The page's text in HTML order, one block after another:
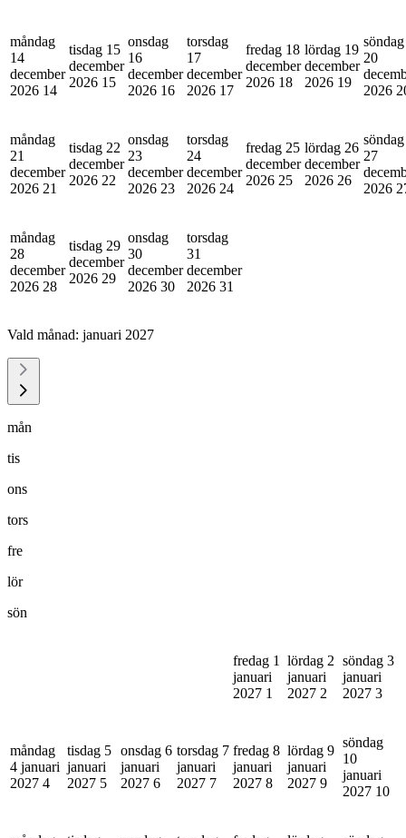
måndag
14
december
2026 14
tisdag 15
december
2026 15
onsdag
16
december
2026 16
torsdag
17
december
2026 17
fredag 18
december
2026 18
lördag 19
december
2026 19
söndag
20
2026
måndag
21
december
2026 21
tisdag 22
december
2026 22
onsdag
23
december
2026 23
torsdag
24
december
2026 24
fredag 25
december
2026 25
lördag 26
december
2026 26
söndag
27
2026
måndag
28
december
2026 28
tisdag 29
december
2026 29
onsdag
30
december
2026 30
torsdag
31
december
2026 31
Vald månad: januari 2027
mån
tis
ons
tors
fre
lör
sön
fredag 1
januari
2027 1
lördag 2
januari
2027 2
söndag 3
januari
2027 3
måndag
4 januari
2027 4
tisdag 5
januari
2027 5
onsdag 6
januari
2027 6
torsdag 7
januari
2027 7
fredag 8
januari
2027 8
lördag 9
januari
2027 9
söndag
10
januari
2027 10